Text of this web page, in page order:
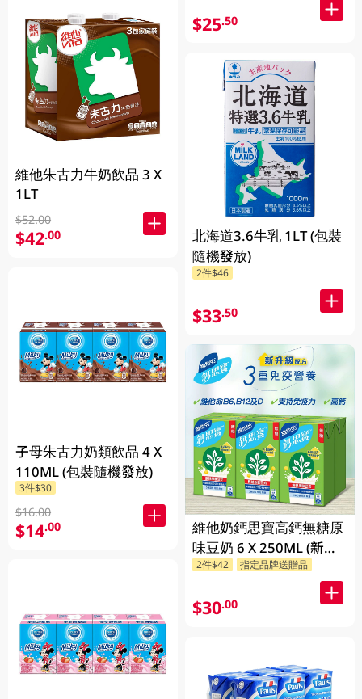
維他朱古力牛奶飲品 3 X
1LT
$52.00
$42.00
子母朱古力奶類飲品 4 X
110ML (包裝隨機發放)
3件$30
$16.00
$14.00
$25.50
北海道3.6牛乳 1LT (包裝
隨機發放)
2件$46
$33.50
維他奶鈣思寶高鈣無糖原
味豆奶 6 X 250ML (新舊
包裝隨機發貨)
2件$42 指定品牌送贈品
$30.00